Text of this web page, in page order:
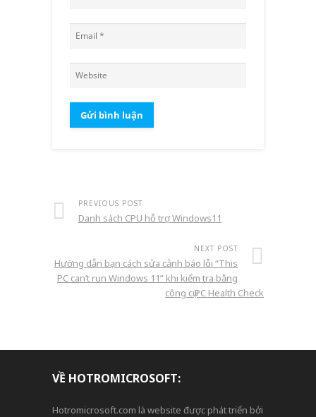
PREVIOUS POST
Danh sách CPU hỗ trợ Windows11
NEXT POST
Hướng dẫn bạn cách sửa cảnh báo lỗi “This
PC can’t run Windows 11” khi kiểm tra bằng
công cụ PC Health Check
VỀ HOTROMICROSOFT:
Hotromicrosoft.com là website được phát triển bởi